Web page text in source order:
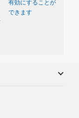
有効にすることが
できます